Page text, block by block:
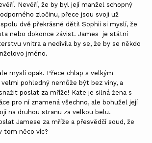
Nevěří, že by byl její manžel schopný
zločinu, přece jsou svoji už
dvě překrásné děti! Sophii si myslí, že
nebo dokonce závist. James je státní
vnitra a nedivila by se, že by se někdo
jméno.
myslí opak. Přece chlap s velkým
pohledný nemůže být bez viny, a
poslat za mříže! Kate je silná žena s
pro ní znamená všechno, ale bohužel její
na druhou stranu za velkou belu.
Jamese za mříže a přesvědčí soud, že
tom něco víc?